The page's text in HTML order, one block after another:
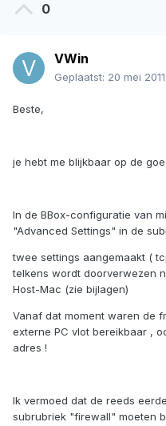
0
VWin
Geplaatst: 20 mei 2011
Beste,
je hebt me blijkbaar op de
In de BBox-configuratie van
"Advanced Settings" in de
twee settings aangemaakt (
telkens wordt doorverwezen
Host-Mac (zie bijlagen)
Vanaf dat moment waren de
externe PC vlot bereikbaar ,
adres !
Ik vermoed dat de reeds
subrubriek "firewall" moeten